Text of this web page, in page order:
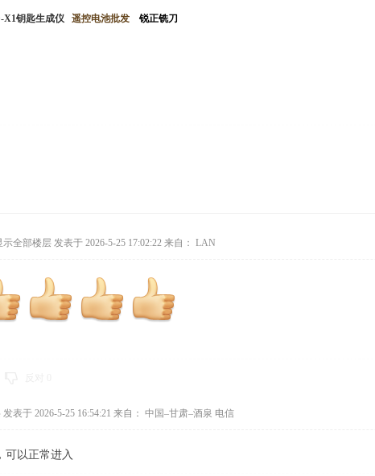
X1钥匙生成仪 遥控电池批发 锐正铣刀
示全部楼层 发表于 2026-5-25 17:02:22 来自： LAN
发表于 2026-5-25 16:54:21 来自： 中国–甘肃–酒泉 电信
可以正常进入